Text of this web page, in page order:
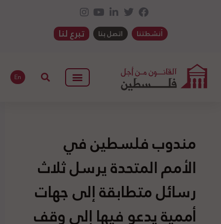
أنشطتنا اتصل بنا تبرع لنا
En
مندوب فلسطين في
الأمم المتحدة يرسل ثلاث
رسائل متطابقة إلى جهات
أممية يدعو فيها إلى وقف